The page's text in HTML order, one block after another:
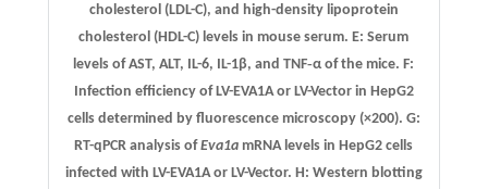
cholesterol (LDL-C), and high-density lipoprotein
cholesterol (HDL-C) levels in mouse serum.E: Serum
levels of AST, ALT, IL-6, IL-1β, and TNF‑α of the mice.F:
Infection efficiency of LV-EVA1A or LV-Vector in HepG2
cells determined by fluorescence microscopy (×200). G:
RT-qPCR analysis ofEva1a mRNA levels in HepG2 cells
infected with LV-EVA1A or LV-Vector. H: Western blotting